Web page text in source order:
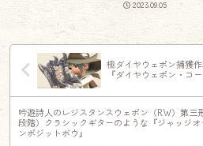
2023.09.05
極ダイヤウェポン捕獲
『ダイヤウェポン・コー
吟遊詩人のレジスタンスウェポン（RW）第三
段階）クラシックギターのような『ジャッジオ
ンポジットボウ』